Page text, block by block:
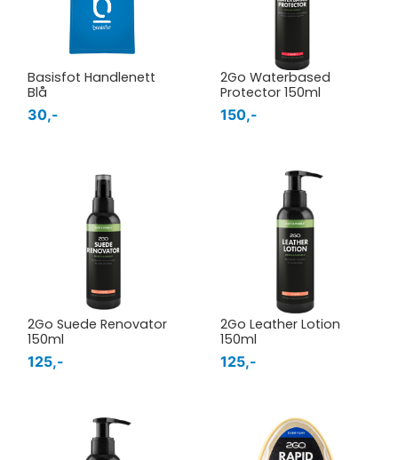
Basisfot Handlenett
Blå
30,-
2Go Waterbased
Protector 150ml
150,-
2Go Suede Renovator
150ml
125,-
2Go Leather Lotion
150ml
125,-